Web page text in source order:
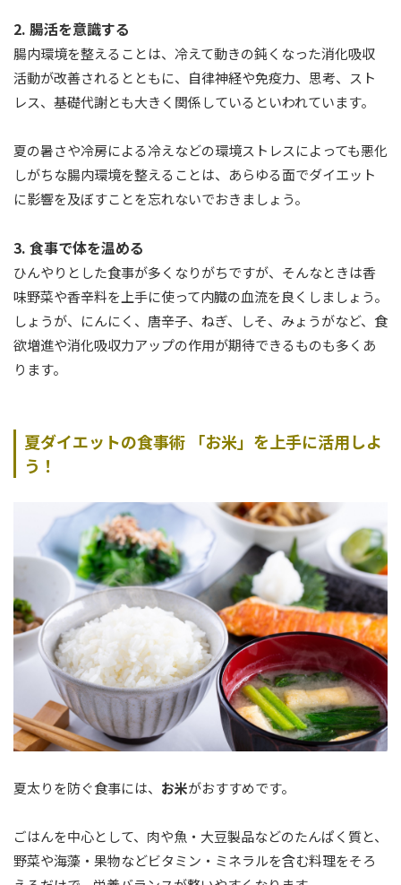
2. 腸活を意識する
腸内環境を整えることは、冷えて動きの鈍くなった消化吸収
活動が改善されるとともに、自律神経や免疫力、思考、スト
レス、基礎代謝とも大きく関係しているといわれています。
夏の暑さや冷房による冷えなどの環境ストレスによっても悪化
しがちな腸内環境を整えることは、あらゆる面でダイエット
に影響を及ぼすことを忘れないでおきましょう。
3. 食事で体を温める
ひんやりとした食事が多くなりがちですが、そんなときは香
味野菜や香辛料を上手に使って内臓の血流を良くしましょう。
しょうが、にんにく、唐辛子、ねぎ、しそ、みょうがなど、食
欲増進や消化吸収力アップの作用が期待できるものも多くあ
ります。
夏ダイエットの食事術 「お米」を上手に活用しよ
う！
夏太りを防ぐ食事には、 お米がおすすめです。
ごはんを中心として、肉や魚・大豆製品などのたんぱく質と、
野菜や海藻・果物などビタミン・ミネラルを含む料理をそろ